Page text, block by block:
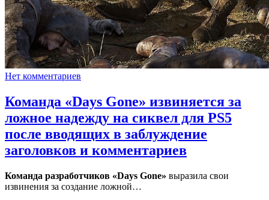
Нет комментариев
Команда «Days Gone» извиняется за
ложное надежду на сиквел для PS5
после вводящих в заблуждение
заголовков и комментариев
Команда разработчиков «Days Gone» выразила свои
извинения за создание ложной…